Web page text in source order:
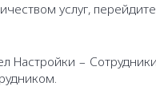
услуг,
Настройки –